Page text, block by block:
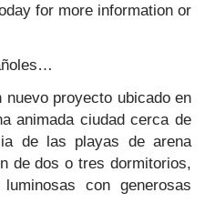
for more information or
nuevo proyecto ubicado en
animada ciudad cerca de
de las playas de arena
de dos o tres dormitorios,
con generosas